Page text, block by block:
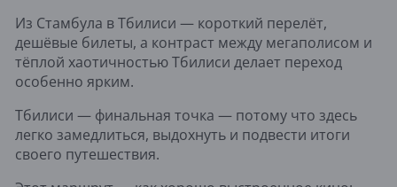
Из Стамбула в Тбилиси — короткий перелёт,
дешёвые билеты, а контраст между мегаполисом и
тёплой хаотичностью Тбилиси делает переход
особенно ярким.
Тбилиси — финальная точка — потому что здесь
легко замедлиться, выдохнуть и подвести итоги
своего путешествия.